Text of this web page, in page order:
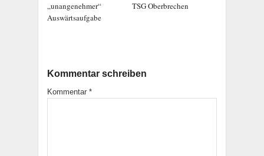
„unangenehmer“
Auswärtsaufgabe
TSG Oberbrechen
Kommentar schreiben
Kommentar *